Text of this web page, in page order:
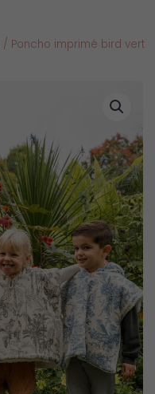
/ Poncho imprimé bird vert